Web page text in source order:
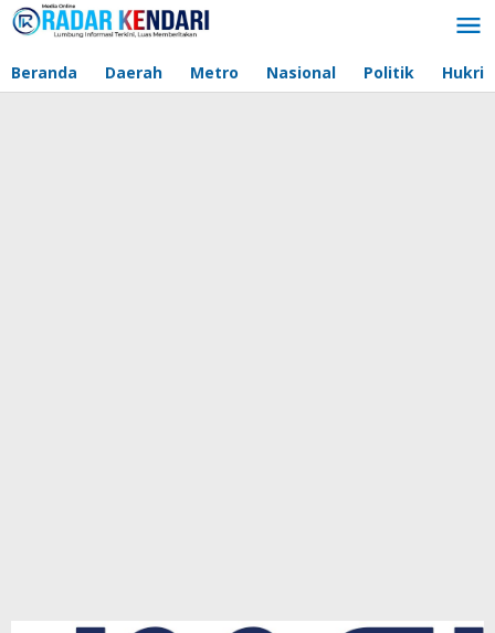
Lewati
ke
Beranda Daerah Metro Nasional Politik